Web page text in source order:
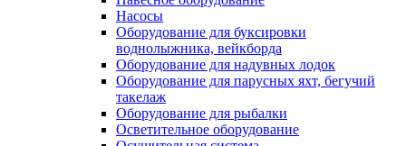
Насосы
Оборудование для буксировки
воднолыжника, вейкборда
Оборудование для надувных лодок
Оборудование для парусных яхт, бегучий
такелаж
Оборудование для рыбалки
Осветительное оборудование